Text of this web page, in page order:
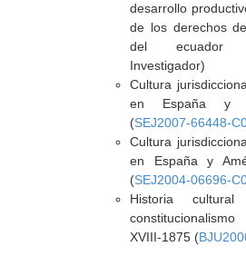
desarrollo
de los derechos
del
Investigador)
Cultura
en España y
(SEJ2007-66448-
Cultura
en España y
(SEJ2004-06696-
Historia
XVIII-1875 (